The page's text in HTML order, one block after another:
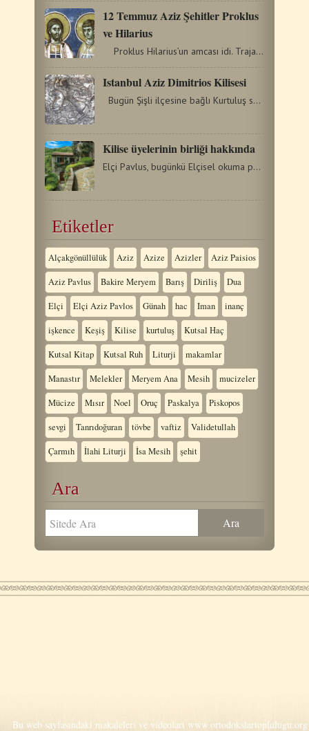
12 Temmuz Aziz Şehitler Proklus
ve Hilarius
Proklus Hilarius’un amcası idi. Trajan’ın egemenlik…
Istanbul Aziz Dimitrios Kilisesi
Bugün Şişli ilçesine bağlı Kurtuluş semtinin son durağında…
Kilise üyelerinin birliği hakkında
Elçi Pavlus, bugünkü Elçisel okuma pasajında, imanında…
Etiketler
Alçakgönüllülük Aziz Azize Azizler Aziz Paisios
Aziz Pavlus Bakire Meryem Barış Diriliş Dua
Elçi Elçi Aziz Pavlos Günah hac Iman inanç
işkence Keşiş Kilise kurtuluş Kutsal Haç
Kutsal Kitap Kutsal Ruh Liturji makamlar
Manastır Melekler Meryem Ana Mesih mucizeler
Mücize Mısır Noel Oruç Paskalya Piskopos
sevgi Tanrıdoğuran tövbe vaftiz Validetullah
Çarmıh İlahi Liturji İsa Mesih şehit
Ara
Bu web sayfasındaki makaleleri ve videoları www.ortodokslartoplulugu.org